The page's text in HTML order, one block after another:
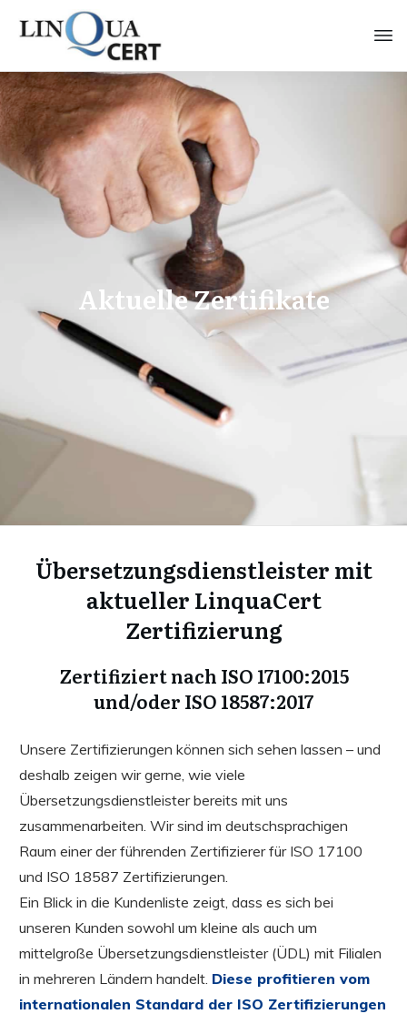
Aktuelle Zertifikate
Übersetzungsdienstleister mit
aktueller LinquaCert
Zertifizierung
Zertifiziert nach ISO 17100:2015
und/oder ISO 18587:2017
Unsere Zertifizierungen können sich sehen lassen – und
deshalb zeigen wir gerne, wie viele
Übersetzungsdienstleister bereits mit uns
zusammenarbeiten. Wir sind im deutschsprachigen
Raum einer der führenden Zertifizierer für ISO 17100
und ISO 18587 Zertifizierungen.
Ein Blick in die Kundenliste zeigt, dass es sich bei
unseren Kunden sowohl um kleine als auch um
mittelgroße Übersetzungsdienstleister (ÜDL) mit Filialen
in mehreren Ländern handelt. Diese profitieren vom
internationalen Standard der ISO Zertifizierungen